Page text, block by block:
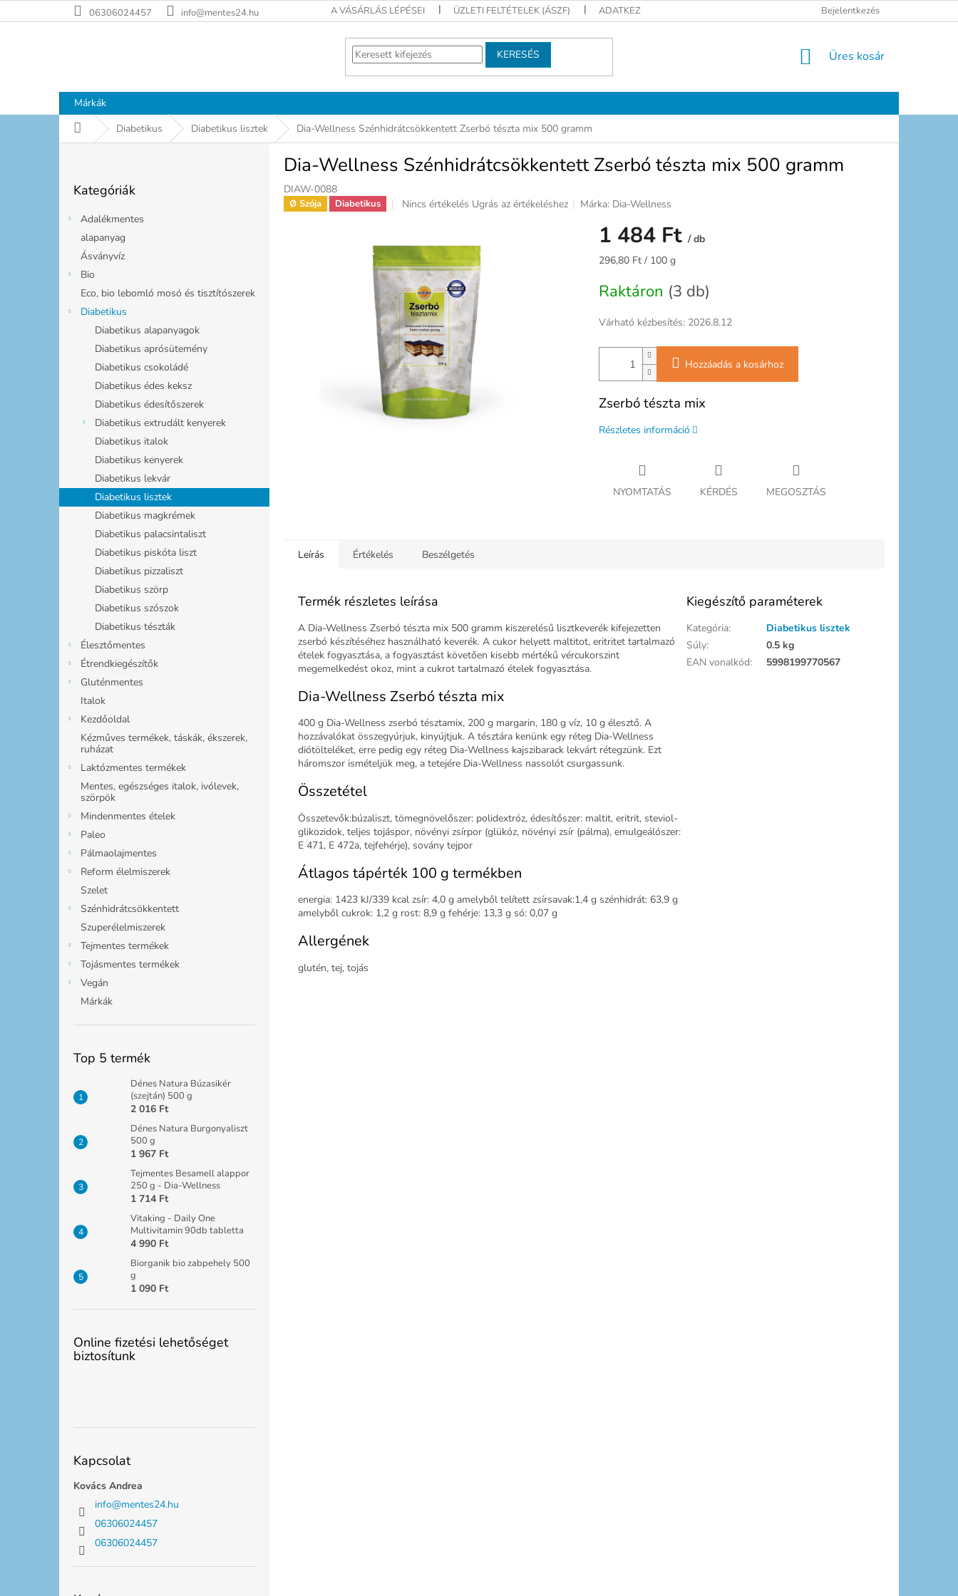
a
06306024457 info@mentes24.hu A VÁSÁRLÁS LÉPÉSEI ÜZLETI FELTÉTELEK (ÁSZF) ADATKEZELÉSI TÁJÉKOZTATÓ JOGI NYILATKOZAT ELÉRHETŐSÉGEK
Bejelentkezés
KERESÉS KOSÁR
Üres kosár
Márkák
KezdőlapDiabetikus Diabetikus lisztek Dia-Wellness Szénhidrátcsökkentett Zserbó tészta mix 500 gramm
átugrása
Kategóriák
Adalékmentes
alapanyag
Ásványvíz
Bio
Eco, bio lebomló mosó és tisztítószerek
Diabetikus
Diabetikus alapanyagok
Diabetikus aprósütemény
Diabetikus csokoládé
Diabetikus édes keksz
Diabetikus édesítőszerek
Diabetikus extrudált kenyerek
Diabetikus italok
Diabetikus kenyerek
Diabetikus lekvár
Diabetikus lisztek
Diabetikus magkrémek
Diabetikus palacsintaliszt
Diabetikus piskóta liszt
Diabetikus pizzaliszt
Diabetikus szörp
Diabetikus szószok
Diabetikus tészták
Élesztőmentes
Étrendkiegészítők
Gluténmentes
Italok
Kezdőoldal
Kézműves termékek, táskák, ékszerek,
ruházat
Laktózmentes termékek
Mentes, egészséges italok, ivólevek,
szörpök
Mindenmentes ételek
Paleo
Pálmaolajmentes
Reform élelmiszerek
Szelet
Szénhidrátcsökkentett
Szuperélelmiszerek
Tejmentes termékek
Tojásmentes termékek
Vegán
Márkák
Top 5 termék
Dénes Natura Búzasikér
(szejtán) 500 g
2 016 Ft
Dénes Natura Burgonyaliszt
500 g
1 967 Ft
Tejmentes Besamell alappor
250 g - Dia-Wellness
1 714 Ft
Vitaking - Daily One
Multivitamin 90db tabletta
4 990 Ft
Biorganik bio zabpehely 500
g
1 090 Ft
Online fizetési lehetőséget
biztosítunk
Kapcsolat
Kovács Andrea
info@mentes24.hu
06306024457
06306024457
Dia-Wellness Szénhidrátcsökkentett Zserbó tészta mix 500 gramm
DIAW-0088
Ø Szója Diabetikus
A
értékelése
5-
ből
0,0
csillag.
Nincs értékelés Ugrás az értékeléshez Márka: Dia-Wellness
1 484 Ft / db
Egységár:
296,80 Ft / 100 g
Raktáron (3 db)
Várható kézbesítés: 2026.8.12
Hozzáadás a kosárhoz
Zserbó tészta mix
Részletes információ
NYOMTATÁS KÉRDÉS MEGOSZTÁS
Leírás Értékelés Beszélgetés
Termék részletes leírása
A Dia-Wellness Zserbó tészta mix 500 gramm kiszerelésű lisztkeverék kifejezetten
zserbó készítéséhez használható keverék. A cukor helyett maltitot, eritritet tartalmazó
ételek fogyasztása, a fogyasztást követően kisebb mértékű vércukorszint
megemelkedést okoz, mint a cukrot tartalmazó ételek fogyasztása.
Dia-Wellness Zserbó tészta mix
400 g Dia-Wellness zserbó tésztamix, 200 g margarin, 180 g víz, 10 g élesztő. A
hozzávalókat összegyúrjuk, kinyújtjuk. A tésztára kenünk egy réteg Dia-Wellness
diótölteléket, erre pedig egy réteg Dia-Wellness kajszibarack lekvárt rétegzünk. Ezt
háromszor ismételjük meg, a tetejére Dia-Wellness nassolót csurgassunk.
Összetétel
Összetevők:búzaliszt, tömegnövelőszer: polidextróz, édesítőszer: maltit, eritrit, steviol-
glikozidok, teljes tojáspor, növényi zsírpor (glükóz, növényi zsír (pálma), emulgeálószer:
E 471, E 472a, tejfehérje), sovány tejpor
Átlagos tápérték 100 g termékben
energia: 1423 kJ/339 kcal zsír: 4,0 g amelyből telített zsírsavak:1,4 g szénhidrát: 63,9 g
amelyből cukrok: 1,2 g rost: 8,9 g fehérje: 13,3 g só: 0,07 g
Allergének
glutén, tej, tojás
Kiegészítő paraméterek
Kategória:
Diabetikus lisztek
Súly:
0.5 kg
EAN vonalkód: 5998199770567